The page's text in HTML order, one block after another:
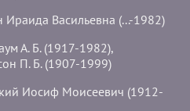
Васильевна (...-1982)
А. Б. (1917-1982),
П. Б. (1907-1999)
Иосиф Моисеевич (1912-